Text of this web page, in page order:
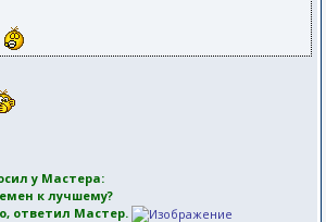
у Мастера:
к лучшему?
ответил Мастер.